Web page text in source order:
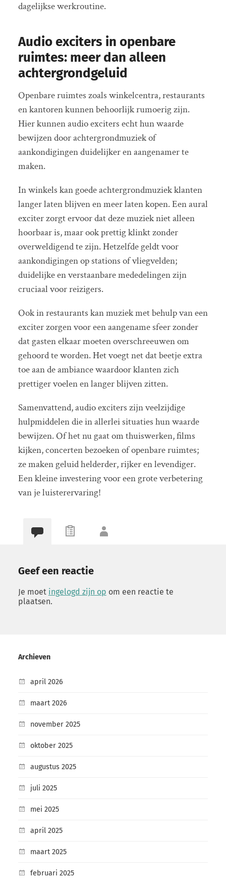
dagelijkse werkroutine.
Audio exciters in openbare
ruimtes: meer dan alleen
achtergrondgeluid
Openbare ruimtes zoals winkelcentra, restaurants
en kantoren kunnen behoorlijk rumoerig zijn.
Hier kunnen audio exciters echt hun waarde
bewijzen door achtergrondmuziek of
aankondigingen duidelijker en aangenamer te
maken.
In winkels kan goede achtergrondmuziek klanten
langer laten blijven en meer laten kopen. Een aural
exciter zorgt ervoor dat deze muziek niet alleen
hoorbaar is, maar ook prettig klinkt zonder
overweldigend te zijn. Hetzelfde geldt voor
aankondigingen op stations of vliegvelden;
duidelijke en verstaanbare mededelingen zijn
cruciaal voor reizigers.
Ook in restaurants kan muziek met behulp van een
exciter zorgen voor een aangename sfeer zonder
dat gasten elkaar moeten overschreeuwen om
gehoord te worden. Het voegt net dat beetje extra
toe aan de ambiance waardoor klanten zich
prettiger voelen en langer blijven zitten.
Samenvattend, audio exciters zijn veelzijdige
hulpmiddelen die in allerlei situaties hun waarde
bewijzen. Of het nu gaat om thuiswerken, films
kijken, concerten bezoeken of openbare ruimtes;
ze maken geluid helderder, rijker en levendiger.
Een kleine investering voor een grote verbetering
van je luisterervaring!
Geef een reactie
Je moet ingelogd zijn op om een reactie te
plaatsen.
Archieven
april 2026
maart 2026
november 2025
oktober 2025
augustus 2025
juli 2025
mei 2025
april 2025
maart 2025
februari 2025